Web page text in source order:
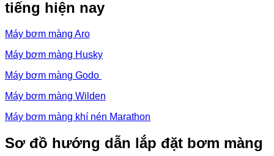
tiếng hiện nay
Máy bơm màng Aro
Máy bơm màng Husky
Máy bơm màng Godo
Máy bơm màng Wilden
Máy bơm màng khí nén Marathon
Sơ đồ hướng dẫn lắp đặt bơm màng